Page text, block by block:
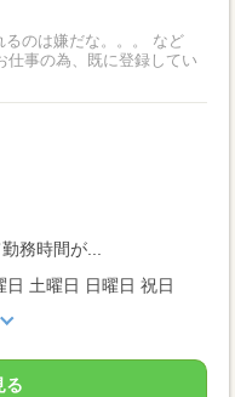
務時間が...
土曜日 日曜日 祝日
る